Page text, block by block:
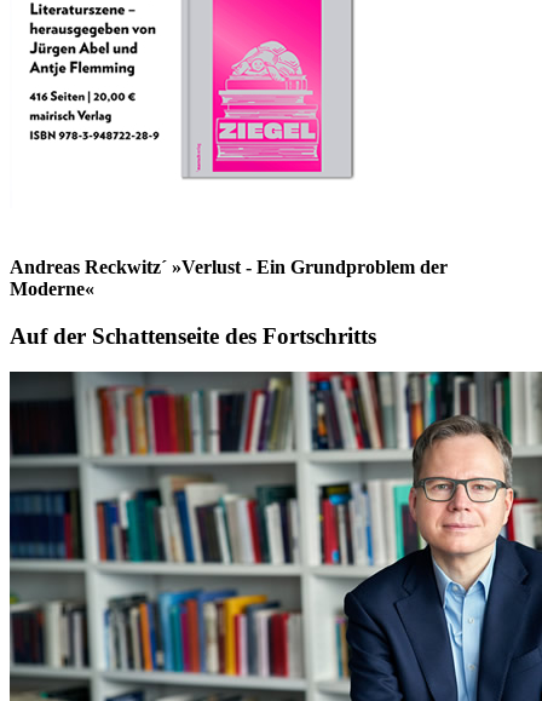
Andreas Reckwitz´ »Verlust - Ein Grundproblem der
Moderne«
Auf der Schattenseite des Fortschritts